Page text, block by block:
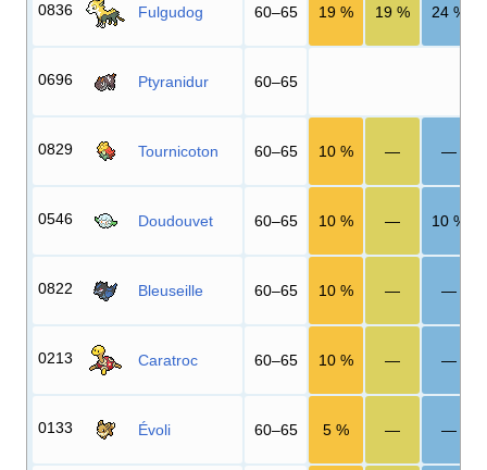
0836 Fulgudog 60–65 19 % 19 % 24 %
0696 Ptyranidur 60–65
0829 Tournicoton 60–65 10 % — —
0546 Doudouvet 60–65 10 % — 10 %
0822 Bleuseille 60–65 10 % — —
0213 Caratroc 60–65 10 % — —
0133 Évoli 60–65 5 % — —